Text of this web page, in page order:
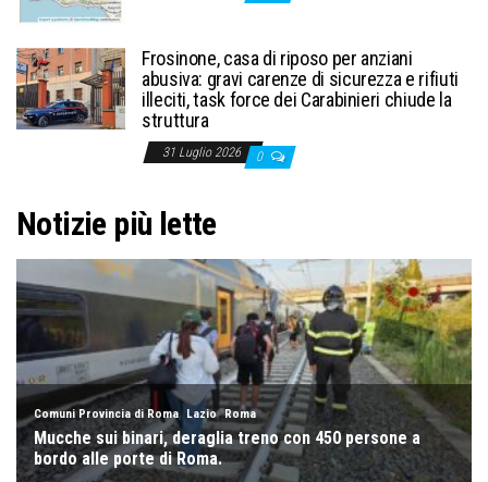
Frosinone, casa di riposo per anziani
abusiva: gravi carenze di sicurezza e rifiuti
illeciti, task force dei Carabinieri chiude la
struttura
31 Luglio 2026 0
Notizie più lette